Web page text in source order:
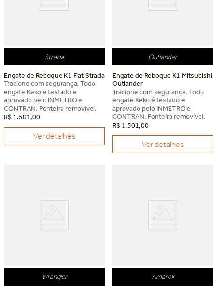
Strada
Engate de Reboque K1 Fiat Strada
Tracione com segurança. Todo
engate Keko é testado e
aprovado pelo INMETRO e
CONTRAN. Ponteira removível.
R$ 1.501,00
Ver detalhes
Outlander
Engate de Reboque K1 Mitsubishi
Outlander
Tracione com segurança. Todo
engate Keko é testado e
aprovado pelo INMETRO e
CONTRAN. Ponteira removível.
R$ 1.501,00
Ver detalhes
Wrangler Amarok